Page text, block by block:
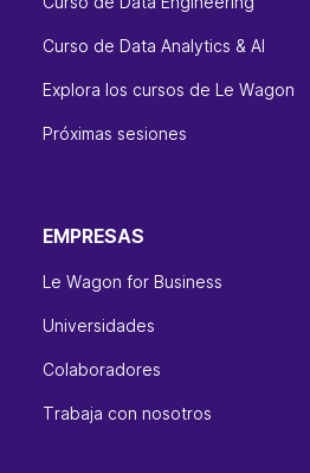
Curso de Data Analytics & AI
Explora los cursos de Le Wagon
Próximas sesiones
EMPRESAS
Le Wagon for Business
Universidades
Colaboradores
Trabaja con nosotros